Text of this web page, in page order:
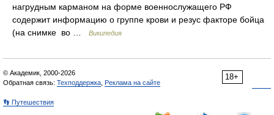
нагрудным карманом на форме военнослужащего РФ
содержит информацию о группе крови и резус факторе бойца
(на снимке во …
Википедия
18+
© Академик, 2000-2026
Обратная связь: Техподдержка Реклама на сайте
👣 Путешествия